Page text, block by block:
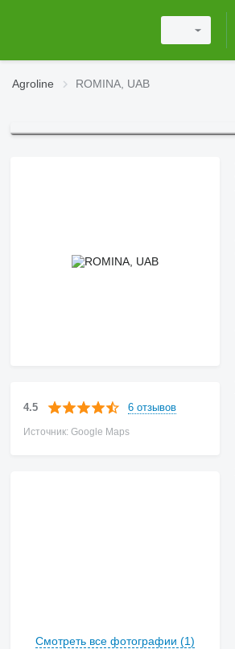
Agroline ROMINA, UAB
4.5 6 отзывов
Источник: Google Maps
Смотреть все фотографии (1)